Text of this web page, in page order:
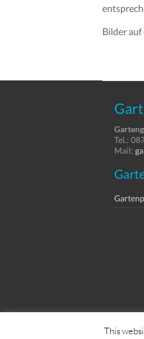
Bilder
Tel.:
Mail:
Copyright © Dein Service GmbH
This